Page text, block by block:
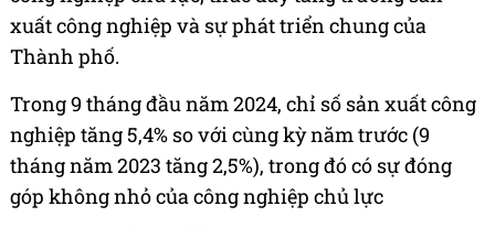
xuất công nghiệp và sự phát triển chung của
Thành phố.
Trong 9 tháng đầu năm 2024, chỉ số sản xuất công
nghiệp tăng 5,4% so với cùng kỳ năm trước (9
tháng năm 2023 tăng 2,5%), trong đó có sự đóng
góp không nhỏ của công nghiệp chủ lực